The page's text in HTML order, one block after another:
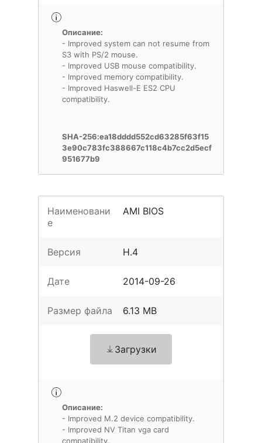
Описание:
- Improved system can not resume from
S3 with PS/2 mouse.
- Improved USB mouse compatibility.
- Improved memory compatibility.
- Improved Haswell-E ES2 CPU
compatibility.
SHA-256:ea18dddd552cd63285f63f15
3e90c783fc388667c118c4b7cc2d5ecf
951677b9
Наименовани
е
AMI BIOS
Версия H.4
Дате 2014-09-26
Размер файла 6.13 MB
Загрузки
Описание:
- Improved M.2 device compatibility.
- Improved NV Titan vga card
compatibility.